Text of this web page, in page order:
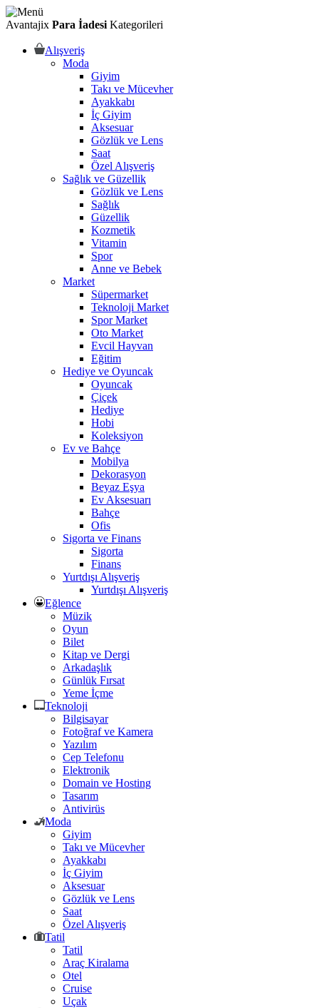
Avantajix Para İadesi Kategorileri
Alışveriş
Moda
Giyim
Takı ve Mücevher
Ayakkabı
İç Giyim
Aksesuar
Gözlük ve Lens
Saat
Özel Alışveriş
Sağlık ve Güzellik
Gözlük ve Lens
Sağlık
Güzellik
Kozmetik
Vitamin
Spor
Anne ve Bebek
Market
Süpermarket
Teknoloji Market
Spor Market
Oto Market
Evcil Hayvan
Eğitim
Hediye ve Oyuncak
Oyuncak
Çiçek
Hediye
Hobi
Koleksiyon
Ev ve Bahçe
Mobilya
Dekorasyon
Beyaz Eşya
Ev Aksesuarı
Bahçe
Ofis
Sigorta ve Finans
Sigorta
Finans
Yurtdışı Alışveriş
Yurtdışı Alışveriş
Eğlence
Müzik
Oyun
Bilet
Kitap ve Dergi
Arkadaşlık
Günlük Fırsat
Yeme İçme
Teknoloji
Bilgisayar
Fotoğraf ve Kamera
Yazılım
Cep Telefonu
Elektronik
Domain ve Hosting
Tasarım
Antivirüs
Moda
Giyim
Takı ve Mücevher
Ayakkabı
İç Giyim
Aksesuar
Gözlük ve Lens
Saat
Özel Alışveriş
Tatil
Tatil
Araç Kiralama
Otel
Cruise
Uçak